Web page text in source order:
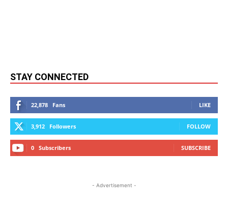
STAY CONNECTED
22,878 Fans LIKE
3,912 Followers FOLLOW
0 Subscribers SUBSCRIBE
- Advertisement -